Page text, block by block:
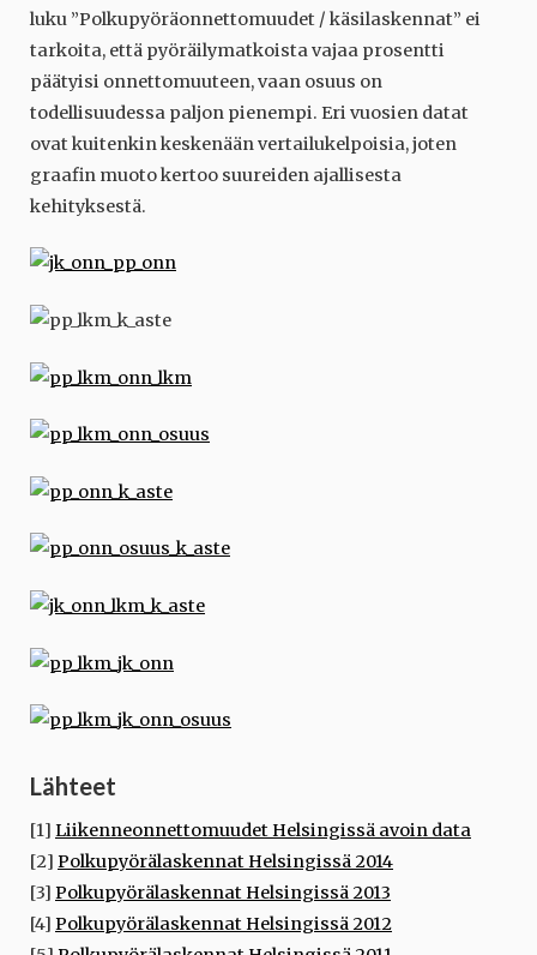
luku ”Polkupyöräonnettomuudet / käsilaskennat” ei
tarkoita, että pyöräilymatkoista vajaa prosentti
päätyisi onnettomuuteen, vaan osuus on
todellisuudessa paljon pienempi. Eri vuosien datat
ovat kuitenkin keskenään vertailukelpoisia, joten
graafin muoto kertoo suureiden ajallisesta
kehityksestä.
Lähteet
[1] Liikenneonnettomuudet Helsingissä avoin data
[2] Polkupyörälaskennat Helsingissä 2014
[3] Polkupyörälaskennat Helsingissä 2013
[4] Polkupyörälaskennat Helsingissä 2012